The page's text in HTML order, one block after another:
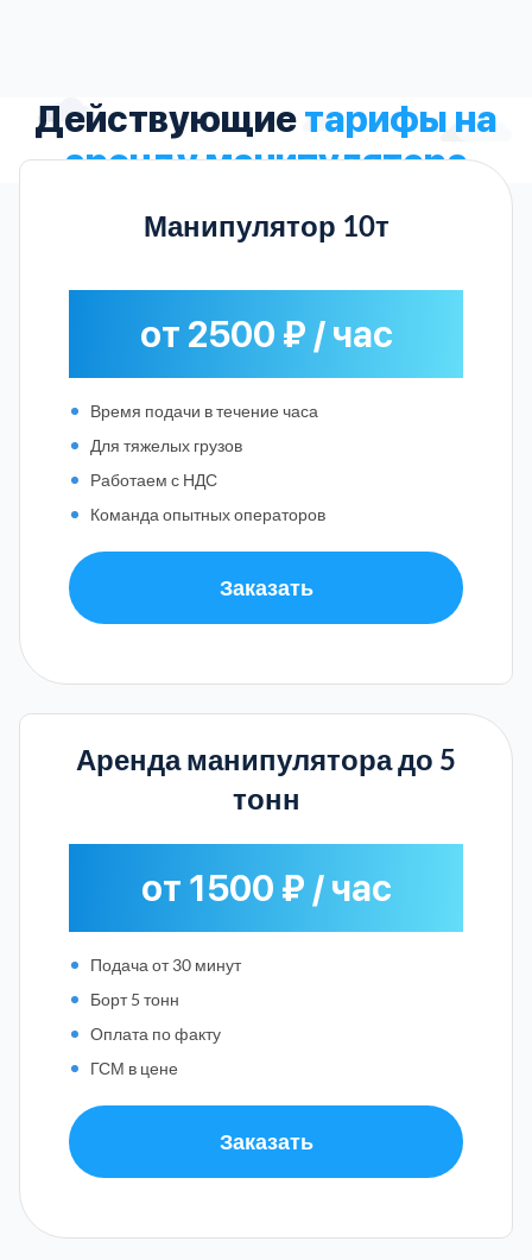
Действующиетарифы на
аренду манипулятора
Манипулятор 10т
от 2500 ₽ / час
Время подачи в течение часа
Для тяжелых грузов
Работаем с НДС
Команда опытных операторов
Заказать
Аренда манипулятора до 5
тонн
от 1500 ₽ / час
Подача от 30 минут
Борт 5 тонн
Оплата по факту
ГСМ в цене
Заказать